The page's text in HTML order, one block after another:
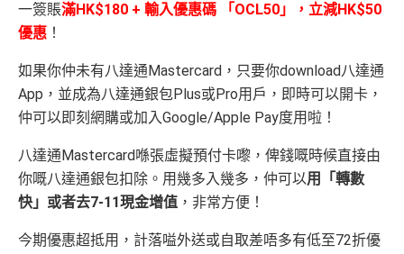
一簽賬滿HK$180 + 輸入優惠碼 「OCL50」，立減HK$50
優惠 ！
如果你仲未有八達通Mastercard，只要你download八達通
App，並成為八達通銀包Plus或Pro用戶，即時可以開卡，
仲可以即刻網購或加入Google/Apple Pay度用啦！
八達通Mastercard喺張虛擬預付卡嚟，俾錢嘅時候直接由
你嘅八達通銀包扣除。用幾多入幾多，仲可以用「轉數
快」或者去7-11現金增值 ，非常方便！
今期優惠超抵用，計落嗌外送或自取差唔多有低至72折優